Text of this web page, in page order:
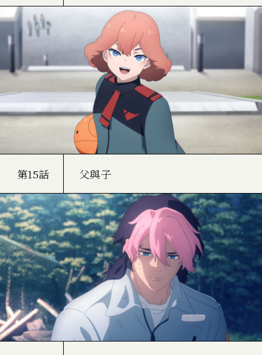
第15話 父與子